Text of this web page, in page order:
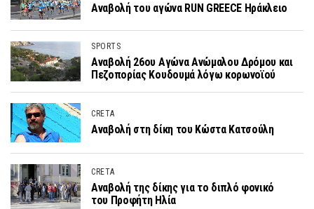
Αναβολή του αγώνα RUN GREECE Ηράκλειο
SPORTS
Αναβολή 26ου Αγώνα Ανώμαλου Δρόμου και
Πεζοπορίας Κουδουμά λόγω κορωνοϊού
CRETA
Αναβολή στη δίκη του Κώστα Κατσούλη
CRETA
Αναβολή της δίκης για το διπλό φονικό
του Προφήτη Ηλία